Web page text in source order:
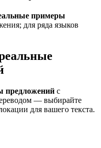
примеры
для ряда языков
предложений с
— выбирайте
для вашего текста.